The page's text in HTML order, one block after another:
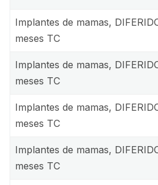
Implantes de mamas,
meses TC
Implantes de mamas,
meses TC
Implantes de mamas,
meses TC
Implantes de mamas,
meses TC